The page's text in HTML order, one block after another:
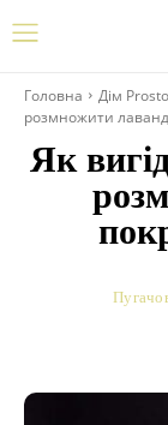
Головна Дім
розмножити
Як